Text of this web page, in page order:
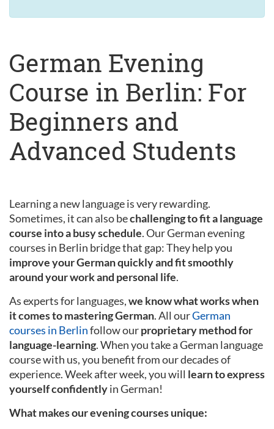
German Evening
Course in Berlin: For
Beginners and
Advanced Students
Learning a new language is very rewarding.
Sometimes, it can also bechallenging to fit a language
course into a busy schedule. Our German evening
courses in Berlin bridge that gap: They help you
improve your German quickly and fit smoothly
around your work and personal life.
As experts for languages,we know what works when
it comes to mastering German. All ourGerman
courses in Berlinfollow ourproprietary method for
language-learning. When you take a German language
course with us, you benefit from our decades of
experience. Week after week, you will learn to express
yourself confidentlyin German!
What makes our evening courses unique: